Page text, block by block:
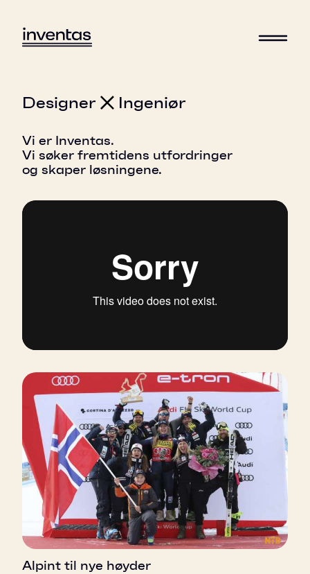
Designer Ingeniør
Vi er Inventas.
Vi søker fremtidens utfordringer
og skaper løsningene.
Alpint til nye høyder